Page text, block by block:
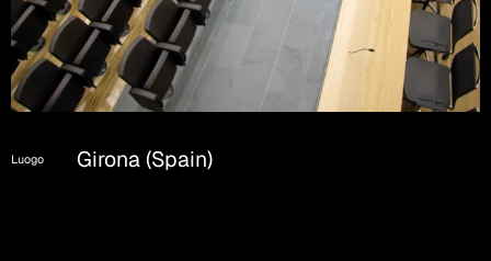
Luogo Girona (Spain)